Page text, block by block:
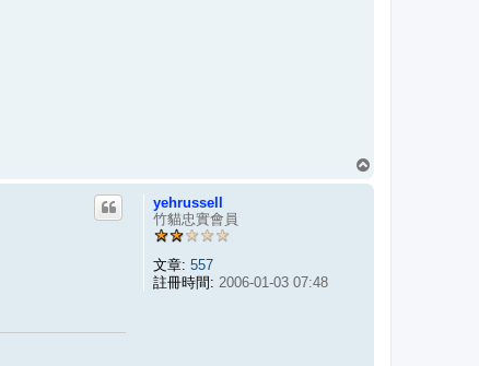
yehrussell
竹貓忠實會員
文章: 557
註冊時間: 2006-01-03 07:48